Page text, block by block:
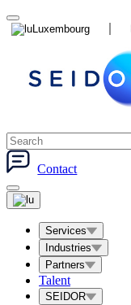
Luxembourg
Contact
Services
Industries
Partners
Talent
SEIDOR